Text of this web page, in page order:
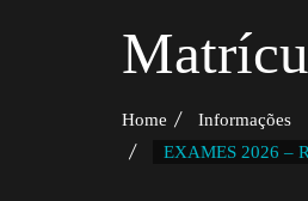
Home
Informações
EXAMES 2026 –